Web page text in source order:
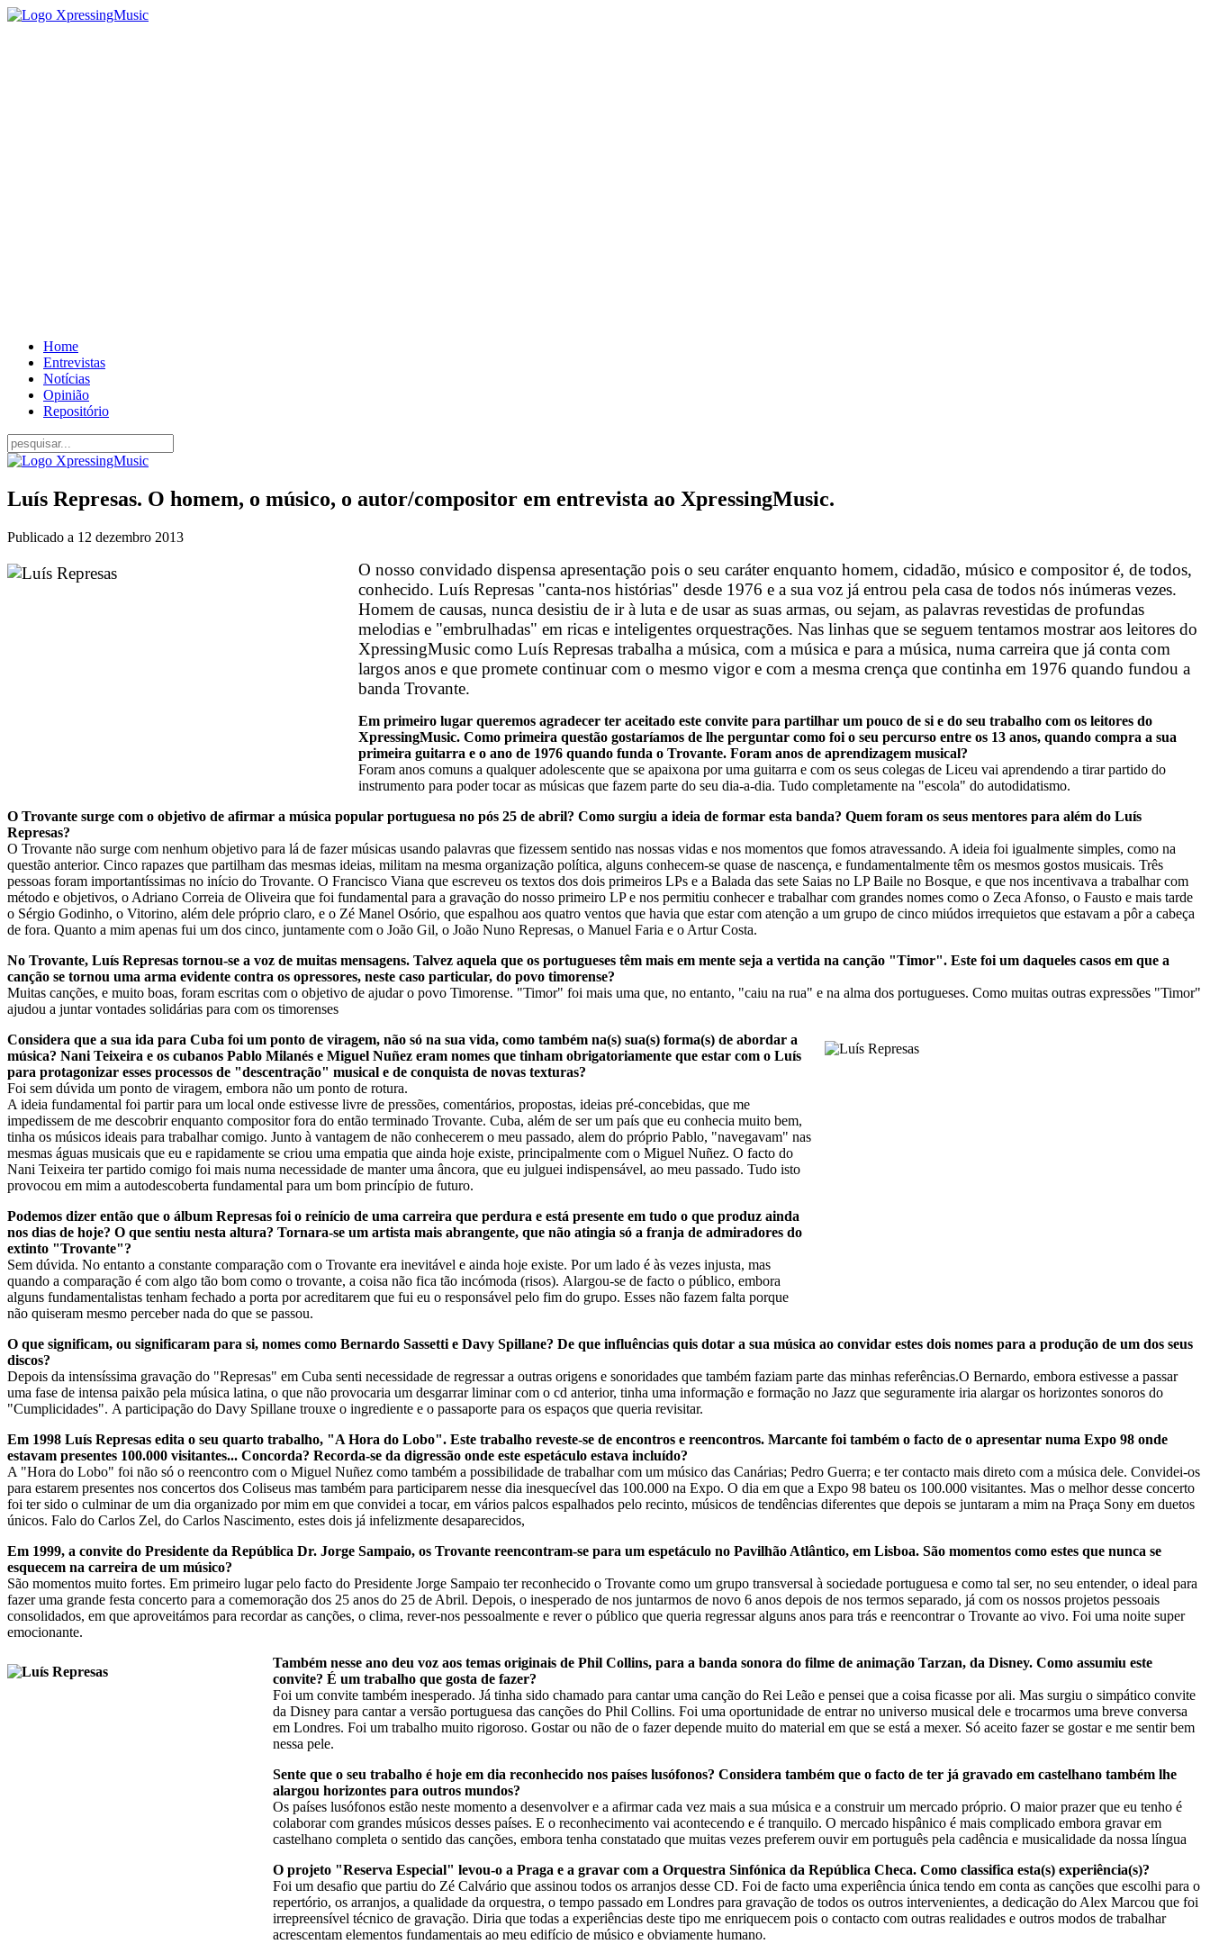
Home
Entrevistas
Notícias
Opinião
Repositório
Luís Represas. O homem, o músico, o autor/compositor em entrevista ao XpressingMusic.
Publicado a 12 dezembro 2013
O nosso convidado dispensa apresentação pois o seu caráter enquanto homem, cidadão, músico e compositor é, de todos,
conhecido. Luís Represas "canta-nos histórias" desde 1976 e a sua voz já entrou pela casa de todos nós inúmeras vezes.
Homem de causas, nunca desistiu de ir à luta e de usar as suas armas, ou sejam, as palavras revestidas de profundas
melodias e "embrulhadas" em ricas e inteligentes orquestrações. Nas linhas que se seguem tentamos mostrar aos leitores do
XpressingMusic como Luís Represas trabalha a música, com a música e para a música, numa carreira que já conta com
largos anos e que promete continuar com o mesmo vigor e com a mesma crença que continha em 1976 quando fundou a
banda Trovante.
Em primeiro lugar queremos agradecer ter aceitado este convite para partilhar um pouco de si e do seu trabalho com os leitores do
XpressingMusic. Como primeira questão gostaríamos de lhe perguntar como foi o seu percurso entre os 13 anos, quando compra a sua
primeira guitarra e o ano de 1976 quando funda o Trovante. Foram anos de aprendizagem musical?
Foram anos comuns a qualquer adolescente que se apaixona por uma guitarra e com os seus colegas de Liceu vai aprendendo a tirar partido do
instrumento para poder tocar as músicas que fazem parte do seu dia-a-dia. Tudo completamente na "escola" do autodidatismo.
O Trovante surge com o objetivo de afirmar a música popular portuguesa no pós 25 de abril? Como surgiu a ideia de formar esta banda? Quem foram os seus mentores para além do Luís
Represas?
O Trovante não surge com nenhum objetivo para lá de fazer músicas usando palavras que fizessem sentido nas nossas vidas e nos momentos que fomos atravessando. A ideia foi igualmente simples, como na
questão anterior. Cinco rapazes que partilham das mesmas ideias, militam na mesma organização política, alguns conhecem-se quase de nascença, e fundamentalmente têm os mesmos gostos musicais. Três
pessoas foram importantíssimas no início do Trovante. O Francisco Viana que escreveu os textos dos dois primeiros LPs e a Balada das sete Saias no LP Baile no Bosque, e que nos incentivava a trabalhar com
método e objetivos, o Adriano Correia de Oliveira que foi fundamental para a gravação do nosso primeiro LP e nos permitiu conhecer e trabalhar com grandes nomes como o Zeca Afonso, o Fausto e mais tarde
o Sérgio Godinho, o Vitorino, além dele próprio claro, e o Zé Manel Osório, que espalhou aos quatro ventos que havia que estar com atenção a um grupo de cinco miúdos irrequietos que estavam a pôr a cabeça
de fora. Quanto a mim apenas fui um dos cinco, juntamente com o João Gil, o João Nuno Represas, o Manuel Faria e o Artur Costa.
No Trovante, Luís Represas tornou-se a voz de muitas mensagens. Talvez aquela que os portugueses têm mais em mente seja a vertida na canção "Timor". Este foi um daqueles casos em que a
canção se tornou uma arma evidente contra os opressores, neste caso particular, do povo timorense?
Muitas canções, e muito boas, foram escritas com o objetivo de ajudar o povo Timorense. "Timor" foi mais uma que, no entanto, "caiu na rua" e na alma dos portugueses. Como muitas outras expressões "Timor"
ajudou a juntar vontades solidárias para com os timorenses
Considera que a sua ida para Cuba foi um ponto de viragem, não só na sua vida, como também na(s) sua(s) forma(s) de abordar a
música? Nani Teixeira e os cubanos Pablo Milanés e Miguel Nuñez eram nomes que tinham obrigatoriamente que estar com o Luís
para protagonizar esses processos de "descentração" musical e de conquista de novas texturas?
Foi sem dúvida um ponto de viragem, embora não um ponto de rotura.
A ideia fundamental foi partir para um local onde estivesse livre de pressões, comentários, propostas, ideias pré-concebidas, que me
impedissem de me descobrir enquanto compositor fora do então terminado Trovante. Cuba, além de ser um país que eu conhecia muito bem,
tinha os músicos ideais para trabalhar comigo. Junto à vantagem de não conhecerem o meu passado, alem do próprio Pablo, "navegavam" nas
mesmas águas musicais que eu e rapidamente se criou uma empatia que ainda hoje existe, principalmente com o Miguel Nuñez. O facto do
Nani Teixeira ter partido comigo foi mais numa necessidade de manter uma âncora, que eu julguei indispensável, ao meu passado. Tudo isto
provocou em mim a autodescoberta fundamental para um bom princípio de futuro.
Podemos dizer então que o álbum Represas foi o reinício de uma carreira que perdura e está presente em tudo o que produz ainda
nos dias de hoje? O que sentiu nesta altura? Tornara-se um artista mais abrangente, que não atingia só a franja de admiradores do
extinto "Trovante"?
Sem dúvida. No entanto a constante comparação com o Trovante era inevitável e ainda hoje existe. Por um lado é às vezes injusta, mas
quando a comparação é com algo tão bom como o trovante, a coisa não fica tão incómoda (risos). Alargou-se de facto o público, embora
alguns fundamentalistas tenham fechado a porta por acreditarem que fui eu o responsável pelo fim do grupo. Esses não fazem falta porque
não quiseram mesmo perceber nada do que se passou.
O que significam, ou significaram para si, nomes como Bernardo Sassetti e Davy Spillane? De que influências quis dotar a sua música ao convidar estes dois nomes para a produção de um dos seus
discos?
Depois da intensíssima gravação do "Represas" em Cuba senti necessidade de regressar a outras origens e sonoridades que também faziam parte das minhas referências.O Bernardo, embora estivesse a passar
uma fase de intensa paixão pela música latina, o que não provocaria um desgarrar liminar com o cd anterior, tinha uma informação e formação no Jazz que seguramente iria alargar os horizontes sonoros do
"Cumplicidades". A participação do Davy Spillane trouxe o ingrediente e o passaporte para os espaços que queria revisitar.
Em 1998 Luís Represas edita o seu quarto trabalho, "A Hora do Lobo". Este trabalho reveste-se de encontros e reencontros. Marcante foi também o facto de o apresentar numa Expo 98 onde
estavam presentes 100.000 visitantes... Concorda? Recorda-se da digressão onde este espetáculo estava incluído?
A "Hora do Lobo" foi não só o reencontro com o Miguel Nuñez como também a possibilidade de trabalhar com um músico das Canárias; Pedro Guerra; e ter contacto mais direto com a música dele. Convidei-os
para estarem presentes nos concertos dos Coliseus mas também para participarem nesse dia inesquecível das 100.000 na Expo. O dia em que a Expo 98 bateu os 100.000 visitantes. Mas o melhor desse concerto
foi ter sido o culminar de um dia organizado por mim em que convidei a tocar, em vários palcos espalhados pelo recinto, músicos de tendências diferentes que depois se juntaram a mim na Praça Sony em duetos
únicos. Falo do Carlos Zel, do Carlos Nascimento, estes dois já infelizmente desaparecidos,
Em 1999, a convite do Presidente da República Dr. Jorge Sampaio, os Trovante reencontram-se para um espetáculo no Pavilhão Atlântico, em Lisboa. São momentos como estes que nunca se
esquecem na carreira de um músico?
São momentos muito fortes. Em primeiro lugar pelo facto do Presidente Jorge Sampaio ter reconhecido o Trovante como um grupo transversal à sociedade portuguesa e como tal ser, no seu entender, o ideal para
fazer uma grande festa concerto para a comemoração dos 25 anos do 25 de Abril. Depois, o inesperado de nos juntarmos de novo 6 anos depois de nos termos separado, já com os nossos projetos pessoais
consolidados, em que aproveitámos para recordar as canções, o clima, rever-nos pessoalmente e rever o público que queria regressar alguns anos para trás e reencontrar o Trovante ao vivo. Foi uma noite super
emocionante.
Também nesse ano deu voz aos temas originais de Phil Collins, para a banda sonora do filme de animação Tarzan, da Disney. Como assumiu este
convite? É um trabalho que gosta de fazer?
Foi um convite também inesperado. Já tinha sido chamado para cantar uma canção do Rei Leão e pensei que a coisa ficasse por ali. Mas surgiu o simpático convite
da Disney para cantar a versão portuguesa das canções do Phil Collins. Foi uma oportunidade de entrar no universo musical dele e trocarmos uma breve conversa
em Londres. Foi um trabalho muito rigoroso. Gostar ou não de o fazer depende muito do material em que se está a mexer. Só aceito fazer se gostar e me sentir bem
nessa pele.
Sente que o seu trabalho é hoje em dia reconhecido nos países lusófonos? Considera também que o facto de ter já gravado em castelhano também lhe
alargou horizontes para outros mundos?
Os países lusófonos estão neste momento a desenvolver e a afirmar cada vez mais a sua música e a construir um mercado próprio. O maior prazer que eu tenho é
colaborar com grandes músicos desses países. E o reconhecimento vai acontecendo e é tranquilo. O mercado hispânico é mais complicado embora gravar em
castelhano completa o sentido das canções, embora tenha constatado que muitas vezes preferem ouvir em português pela cadência e musicalidade da nossa língua
O projeto "Reserva Especial" levou-o a Praga e a gravar com a Orquestra Sinfónica da República Checa. Como classifica esta(s) experiência(s)?
Foi um desafio que partiu do Zé Calvário que assinou todos os arranjos desse CD. Foi de facto uma experiência única tendo em conta as canções que escolhi para o
repertório, os arranjos, a qualidade da orquestra, o tempo passado em Londres para gravação de todos os outros intervenientes, a dedicação do Alex Marcou que foi
irrepreensível técnico de gravação. Diria que todas a experiências deste tipo me enriquecem pois o contacto com outras realidades e outros modos de trabalhar
acrescentam elementos fundamentais ao meu edifício de músico e obviamente humano.